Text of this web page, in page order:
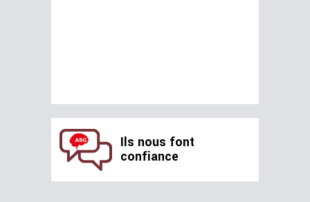
Ils nous font
confiance